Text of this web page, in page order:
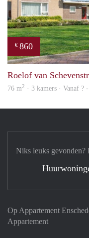
€ 860
Roelof van
76 m2 · 3 kamers · Vanaf ?
Op Appartement
Appartement
Niks leuks gevonden?